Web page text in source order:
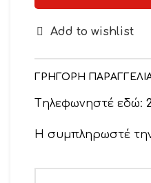
Add to wishlist
ΓΡΗΓΟΡΗ
Tηλεφωνηστέ εδώ:
Η συμπληρωστέ